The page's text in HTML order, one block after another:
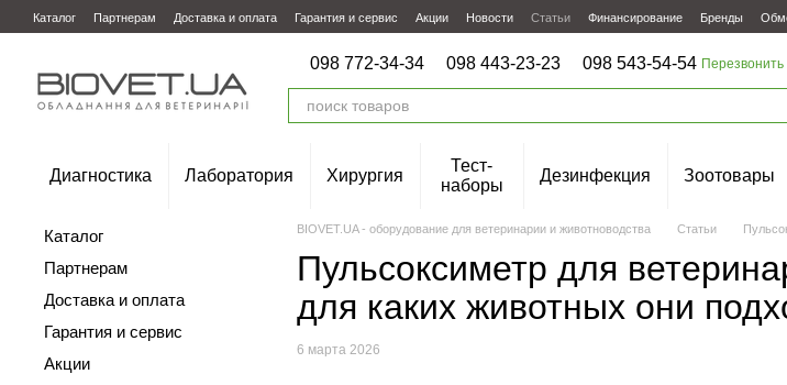
Перейти к основному контенту
Каталог Партнерам Доставка и оплата Гарантия и сервис Акции Новости Статьи Финансирование Бренды
098 772-34-34 098 443-23-23 098 543-54-54
Диагностика Лаборатория Хирургия
Тест-
наборы
Дезинфекция Зоотовары
BIOVET.UA - оборудование для ветеринарии и животноводства Статьи
Пульсоксиметр для
для каких животных они
6 марта 2026
Каталог
Партнерам
Доставка и оплата
Гарантия и сервис
Акции